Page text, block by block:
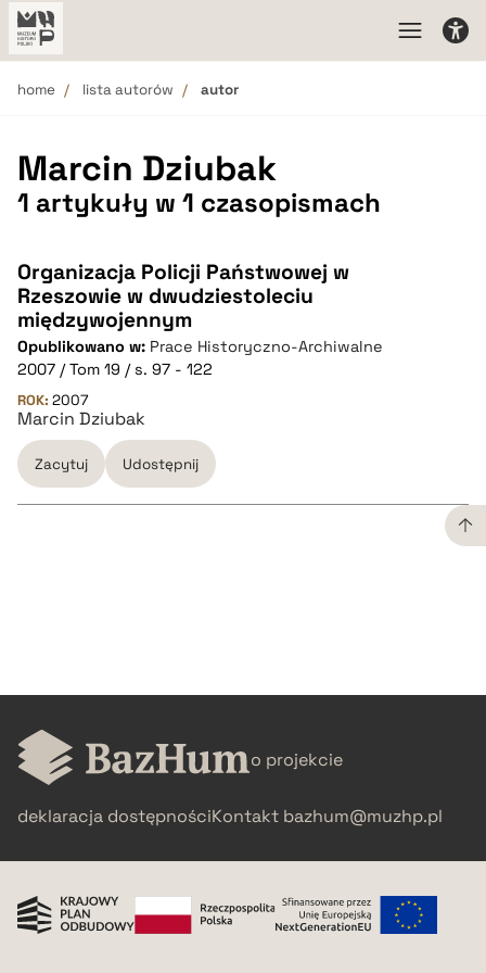
home lista autorów autor
Marcin Dziubak
1 artykuły w 1 czasopismach
Organizacja Policji Państwowej w
Rzeszowie w dwudziestoleciu
międzywojennym
Opublikowano w: Prace Historyczno-Archiwalne
2007 / Tom 19 / s. 97 - 122
ROK: 2007
Marcin Dziubak
Zacytuj Udostępnij
pobierz cytat o projekcie
deklaracja dostępnościKontakt bazhum@muzhp.pl